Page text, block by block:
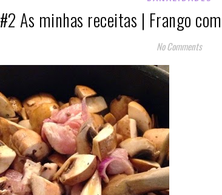
#2 As minhas receitas | Frango
No Comments